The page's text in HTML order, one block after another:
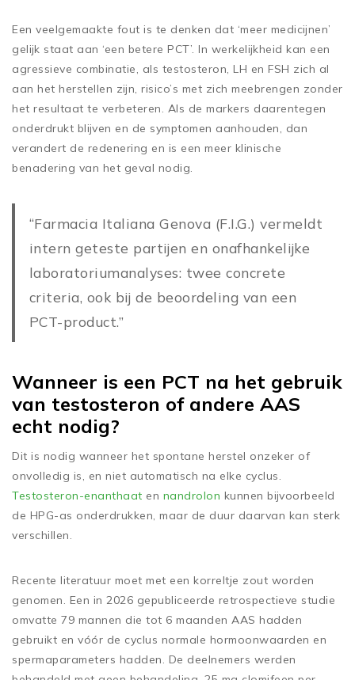
Een veelgemaakte fout is te denken dat ‘meer medicijnen’
gelijk staat aan ‘een betere PCT’. In werkelijkheid kan een
agressieve combinatie, als testosteron, LH en FSH zich al
aan het herstellen zijn, risico’s met zich meebrengen zonder
het resultaat te verbeteren. Als de markers daarentegen
onderdrukt blijven en de symptomen aanhouden, dan
verandert de redenering en is een meer klinische
benadering van het geval nodig.
“Farmacia Italiana Genova (F.I.G.) vermeldt
intern geteste partijen en onafhankelijke
laboratoriumanalyses: twee concrete
criteria, ook bij de beoordeling van een
PCT-product.”
Wanneer is een PCT na het gebruik
van testosteron of andere AAS
echt nodig?
Dit is nodig wanneer het spontane herstel onzeker of
onvolledig is, en niet automatisch na elke cyclus.
Testosteron-enanthaat en nandrolon kunnen bijvoorbeeld
de HPG-as onderdrukken, maar de duur daarvan kan sterk
verschillen.
Recente literatuur moet met een korreltje zout worden
genomen. Een in 2026 gepubliceerde retrospectieve studie
omvatte 79 mannen die tot 6 maanden AAS hadden
gebruikt en vóór de cyclus normale hormoonwaarden en
spermaparameters hadden. De deelnemers werden